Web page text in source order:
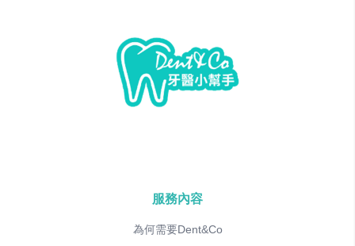
服務內容
為何需要Dent&Co